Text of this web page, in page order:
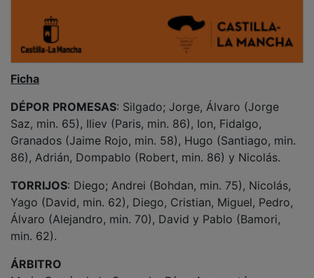
Ficha
DÉPOR PROMESAS: Silgado; Jorge, Álvaro (Jorge
Saz, min. 65), Iliev (Paris, min. 86), Ion, Fidalgo,
Granados (Jaime Rojo, min. 58), Hugo (Santiago, min.
86), Adrián, Dompablo (Robert, min. 86) y Nicolás.
TORRIJOS: Diego; Andrei (Bohdan, min. 75), Nicolás,
Yago (David, min. 62), Diego, Cristian, Miguel, Pedro,
Álvaro (Alejandro, min. 70), David y Pablo (Bamori,
min. 62).
ÁRBITRO